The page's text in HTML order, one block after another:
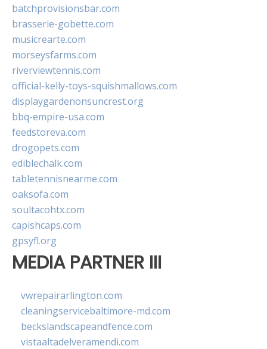
batchprovisionsbar.com
brasserie-gobette.com
musicrearte.com
morseysfarms.com
riverviewtennis.com
official-kelly-toys-squishmallows.com
displaygardenonsuncrest.org
bbq-empire-usa.com
feedstoreva.com
drogopets.com
ediblechalk.com
tabletennisnearme.com
oaksofa.com
soultacohtx.com
capishcaps.com
gpsyfl.org
MEDIA PARTNER III
vwrepairarlington.com
cleaningservicebaltimore-md.com
beckslandscapeandfence.com
vistaaltadelveramendi.com